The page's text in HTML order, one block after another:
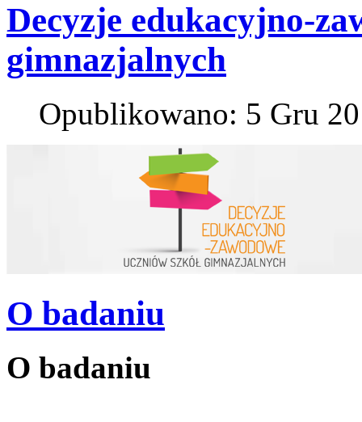
Decyzje edukacyjno-
gimnazjalnych
Opublikowano: 5 Gru
O badaniu
O badaniu